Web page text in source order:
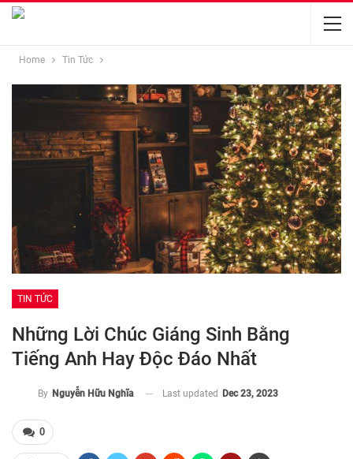
Home Tin Tức
TIN TỨC
Những Lời Chúc Giáng Sinh Bằng
Tiếng Anh Hay Độc Đáo Nhất
By Nguyễn Hữu Nghĩa Last updated Dec 23, 2023
0